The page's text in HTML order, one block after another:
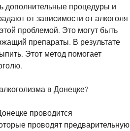
дополнительные процедуры и
от зависимости от алкоголя
проблемой. Это могут быть
препараты. В результате
Этот метод помогает
в Донецке?
проводится
проводят предварительную